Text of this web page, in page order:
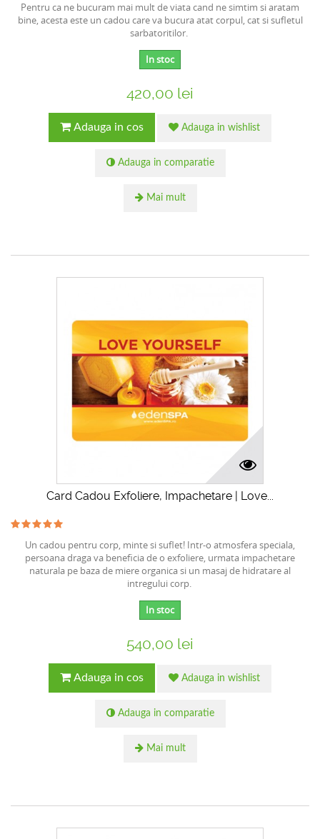
Pentru ca ne bucuram mai mult de viata cand ne simtim si aratam
bine, acesta este un cadou care va bucura atat corpul, cat si sufletul
sarbatoritilor.
In stoc
420,00 lei
Adauga in cos Adauga in wishlist
Adauga in comparatie
Mai mult
Card Cadou Exfoliere, Impachetare | Love...
Un cadou pentru corp, minte si suflet! Intr-o atmosfera speciala,
persoana draga va beneficia de o exfoliere, urmata impachetare
naturala pe baza de miere organica si un masaj de hidratare al
intregului corp.
In stoc
540,00 lei
Adauga in cos Adauga in wishlist
Adauga in comparatie
Mai mult